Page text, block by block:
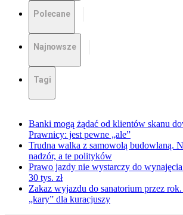
Polecane
Najnowsze
Tagi
Banki mogą żądać od klientów skanu
Prawnicy: jest pewne „ale”
Trudna walka z samowolą budowlaną.
nadzór, a te polityków
Prawo jazdy nie wystarczy do
30 tys. zł
Zakaz wyjazdu do sanatorium przez
„kary” dla kuracjuszy